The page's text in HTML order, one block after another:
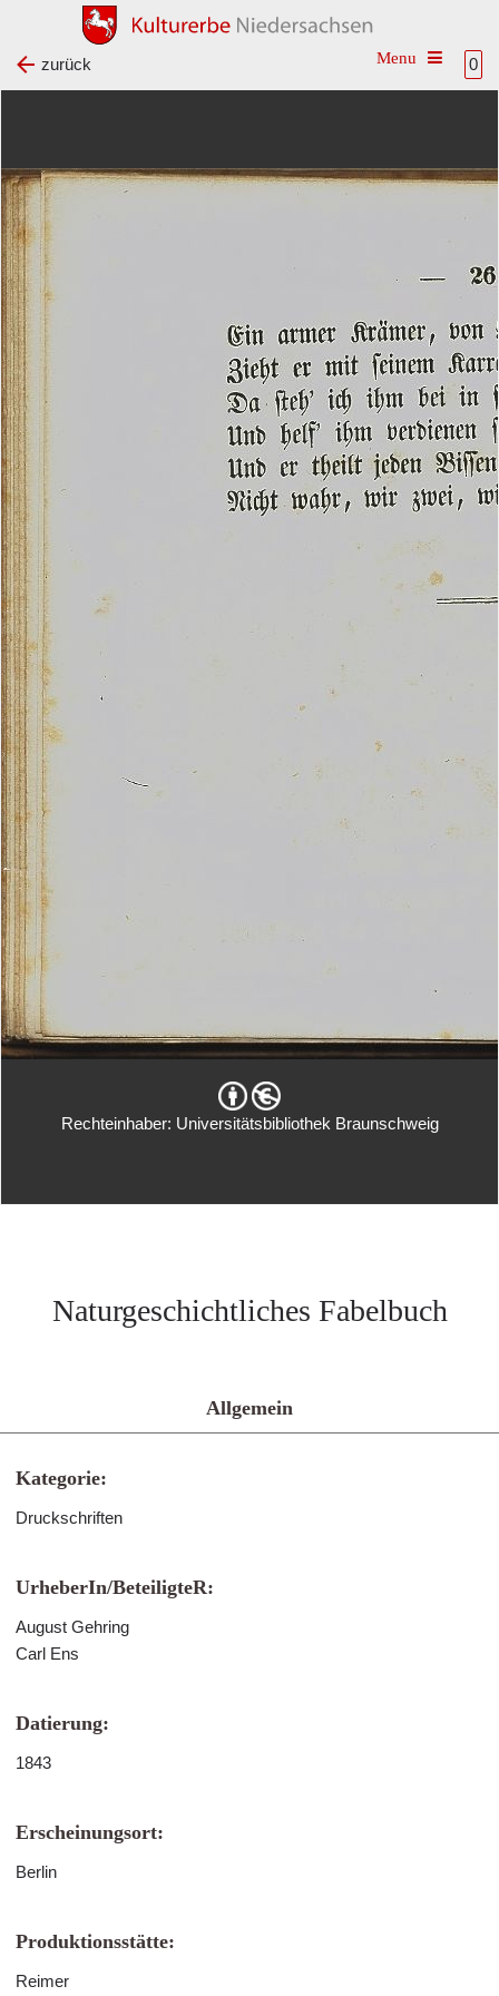
0
Toggle
zurück
Rechteinhaber: Universitätsbibliothek Braunschweig
Naturgeschichtliches Fabelbuch
Allgemein
Kategorie:
Druckschriften
UrheberIn/BeteiligteR:
August Gehring
Carl Ens
Datierung:
1843
Erscheinungsort:
Berlin
Produktionsstätte:
Reimer